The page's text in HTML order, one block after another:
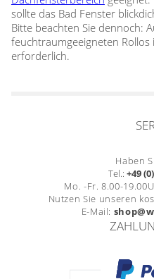
sollte das Bad Fenster
Bitte beachten Sie dennoch:
feuchtraumgeeigneten
erforderlich.
Haben
Tel.: +49
Mo. -Fr. 8.00-
Nutzen Sie unseren
E-Mail: